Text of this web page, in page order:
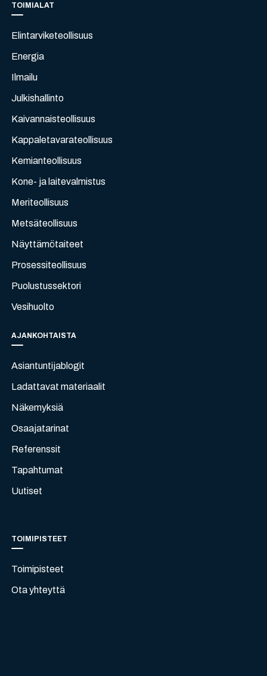
TOIMIALAT
Elintarviketeollisuus
Energia
Ilmailu
Julkishallinto
Kaivannaisteollisuus
Kappaletavarateollisuus
Kemianteollisuus
Kone- ja laitevalmistus
Meriteollisuus
Metsäteollisuus
Näyttämötaiteet
Prosessiteollisuus
Puolustussektori
Vesihuolto
AJANKOHTAISTA
Asiantuntijablogit
Ladattavat materiaalit
Näkemyksiä
Osaajatarinat
Referenssit
Tapahtumat
Uutiset
TOIMIPISTEET
Toimipisteet
Ota yhteyttä